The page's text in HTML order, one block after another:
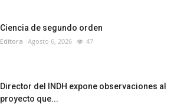
Ciencia de segundo orden
Editora Agosto 6, 2026 47
Director del INDH expone observaciones al
proyecto que...